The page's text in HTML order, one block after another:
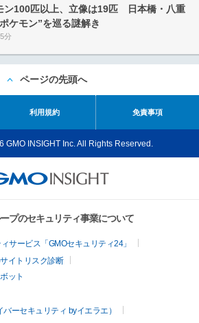
ン100匹以上、立像は19匹 日本橋・八重
ケモン”を巡る謎解き
分
ページの先頭へ
利用規約 免責事項
GMO INSIGHT Inc. All Rights Reserved.
プのセキュリティ事業について
サービス「GMOセキュリティ24」
イトリスク診断
ット
ーセキュリティ byイエラエ）